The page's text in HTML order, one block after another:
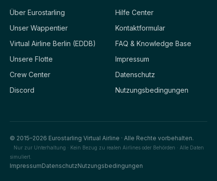
Über Eurostarling
Unser Wappentier
Virtual Airline Berlin (EDDB)
Unsere Flotte
Crew Center
Discord
Hilfe Center
Kontaktformular
FAQ & Knowledge Base
Impressum
Datenschutz
Nutzungsbedingungen
© 2015–2026 Eurostarling Virtual Airline · Alle Rechte vorbehalten.
Nur zur Unterhaltung · Kein Bezug zu realen Airlines oder Behörden · Alle Daten
simuliert.
ImpressumDatenschutzNutzungsbedingungen